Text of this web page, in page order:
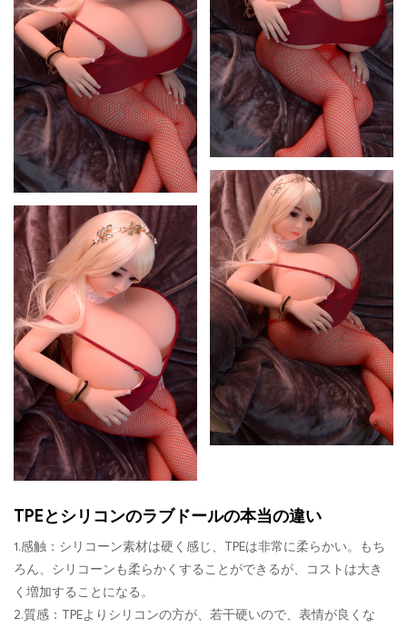
TPEとシリコンのラブドールの本当の違い
1.感触：シリコーン素材は硬く感じ、TPEは非常に柔らかい。もち
ろん、シリコーンも柔らかくすることができるが、コストは大き
く増加することになる。
2.質感：TPEよりシリコンの方が、若干硬いので、表情が良くな